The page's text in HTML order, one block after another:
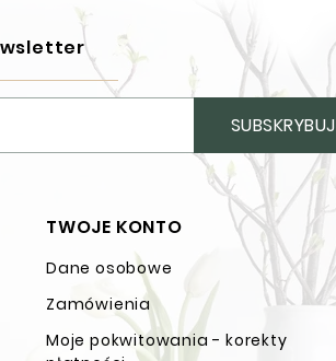
SUBSKRYBUJ
TWOJE KONTO
Dane osobowe
Zamówienia
Moje pokwitowania - korekty